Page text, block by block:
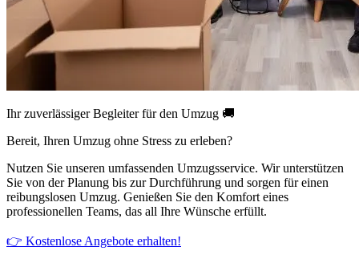
Ihr zuverlässiger Begleiter für den Umzug 🚚
Bereit, Ihren Umzug ohne Stress zu erleben?
Nutzen Sie unseren umfassenden Umzugsservice. Wir unterstützen
Sie von der Planung bis zur Durchführung und sorgen für einen
reibungslosen Umzug. Genießen Sie den Komfort eines
professionellen Teams, das all Ihre Wünsche erfüllt.
👉 Kostenlose Angebote erhalten!